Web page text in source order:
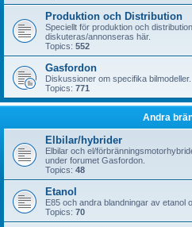
Produktion och Distribution
Speciellt för produktion och
diskuteras/annonseras här.
Topics: 552
Gasfordon
Diskussioner om specifika bilmodeller.
Topics: 771
Andra
Elbilar/hybrider
Elbilar och el/
under forumet Gasfordon.
Topics: 48
Etanol
E85 och andra blandningar av etanol
Topics: 70